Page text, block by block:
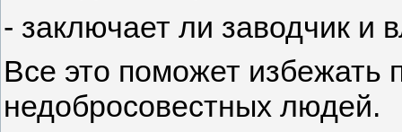
- заключает ли заводчик и
Все это поможет избежать
недобросовестных людей.